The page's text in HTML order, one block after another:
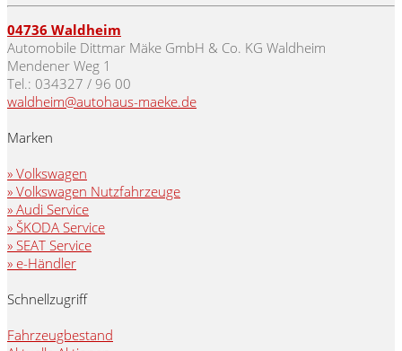
04736 Waldheim
Automobile Dittmar Mäke GmbH & Co. KG Waldheim
Mendener Weg 1
Tel.: 034327 / 96 00
waldheim@autohaus-maeke.de
Marken
» Volkswagen
» Volkswagen Nutzfahrzeuge
» Audi Service
» ŠKODA Service
» SEAT Service
» e-Händler
Schnellzugriff
Fahrzeugbestand